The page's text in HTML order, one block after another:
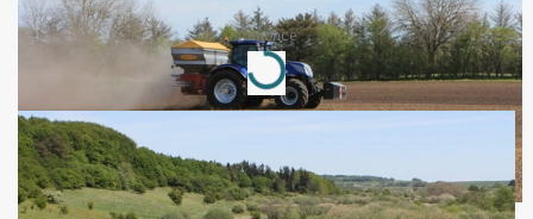
Annonce
Loading...